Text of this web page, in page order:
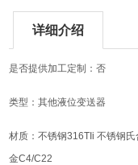
详细介绍
是否提供加工定制：否
类型：其他液位变送器
材质：不锈钢316TIi 不锈钢氏
金C4/C22